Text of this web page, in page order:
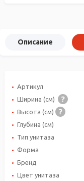
Описание
Артикул
Ширина (см)
Высота (см)
Глубина (см)
Тип унитаза
Форма
Бренд
Цвет унитаза